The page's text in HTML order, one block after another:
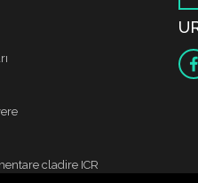
cladire ICR